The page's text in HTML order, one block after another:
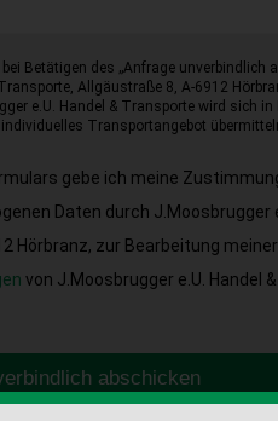
Betätigen des „Anfrage unverbindlich
Allgäustraße 8, A-6912
e.U. Handel & Transporte wird sich in
Transportangebot
gebe ich meine
Daten durch J.Moosbrugger
Hörbranz, zur Bearbeitung
von J.Moosbrugger e.U. Handel &
abschicken